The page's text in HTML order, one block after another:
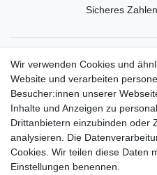
Sicheres
Rechtliche Informationen
Widerrufsrecht
Widerrufsformular
Datenschutzerklärung
Wir verwenden Cookies und
Website und verarbeiten
Besucher:innen unserer
Inhalte und Anzeigen zu
Drittanbietern einzubinden oder
analysieren. Die
Cookies. Wir teilen diese Daten
Einstellungen benennen.